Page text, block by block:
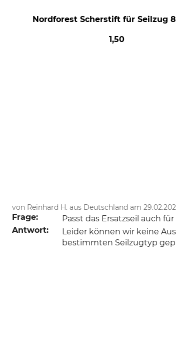
Nordforest Scherstift für Seilzug
1,50
von Reinhard H. aus Deutschland am
Frage:
Passt das Ersatzseil auch
Antwort:
Leider können wir keine
bestimmten Seilzugtyp